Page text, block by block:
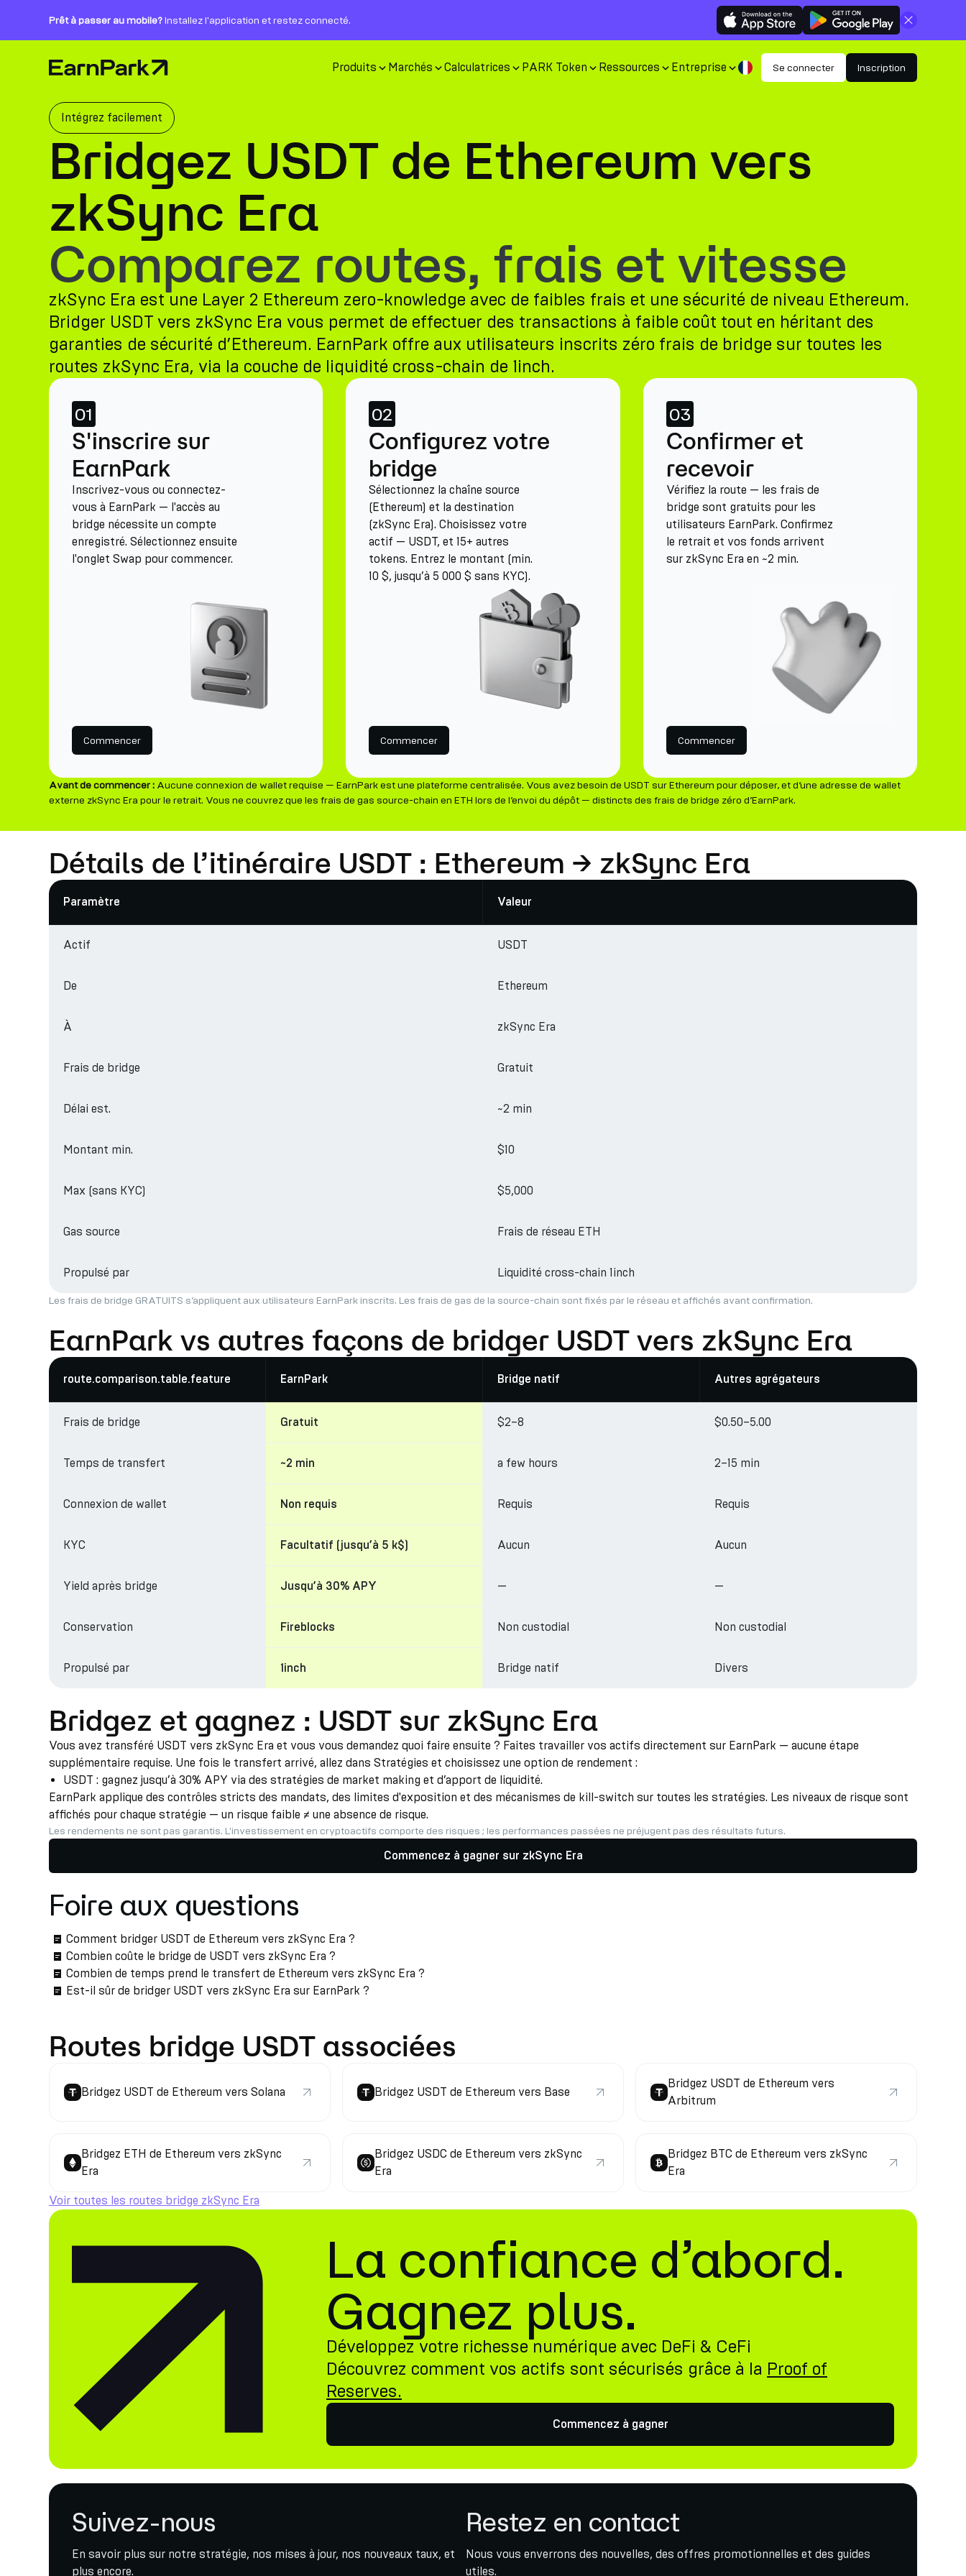
Prêt à passer au mobile?Installez l'application et restez connecté. Fermer
Page d'accueil Produits Marchés Calculatrices PARK Token Ressources Entreprise Se connecter Inscription
Produits
Marchés
Calculatrices
PARK Token
Ressources
Entreprise
Intégrez facilement
Bridgez USDT de Ethereum vers
zkSync Era
Comparez routes, frais et vitesse
zkSync Era est une Layer 2 Ethereum zero-knowledge avec de faibles frais et une sécurité de niveau Ethereum.
Bridger USDT vers zkSync Era vous permet de effectuer des transactions à faible coût tout en héritant des
garanties de sécurité d’Ethereum. EarnPark offre aux utilisateurs inscrits zéro frais de bridge sur toutes les
routes zkSync Era, via la couche de liquidité cross-chain de 1inch.
01
S'inscrire sur
EarnPark
Inscrivez-vous ou connectez-
vous à EarnPark — l'accès au
bridge nécessite un compte
enregistré. Sélectionnez ensuite
l'onglet Swap pour commencer.
Commencer
02
Configurez votre
bridge
Sélectionnez la chaîne source
(Ethereum) et la destination
(zkSync Era). Choisissez votre
actif — USDT, et 15+ autres
tokens. Entrez le montant (min.
10 $, jusqu’à 5 000 $ sans KYC).
Commencer
03
Confirmer et
recevoir
Vérifiez la route — les frais de
bridge sont gratuits pour les
utilisateurs EarnPark. Confirmez
le retrait et vos fonds arrivent
sur zkSync Era en ~2 min.
Commencer
Avant de commencer : Aucune connexion de wallet requise — EarnPark est une plateforme centralisée. Vous avez besoin de USDT sur Ethereum pour déposer, et d’une adresse de wallet
externe zkSync Era pour le retrait. Vous ne couvrez que les frais de gas source-chain en ETH lors de l’envoi du dépôt — distincts des frais de bridge zéro d’EarnPark.
Détails de l’itinéraire USDT : Ethereum → zkSync Era
Paramètre Valeur
Actif USDT
De Ethereum
À zkSync Era
Frais de bridge Gratuit
Délai est. ~2 min
Montant min. $10
Max (sans KYC) $5,000
Gas source Frais de réseau ETH
Propulsé par Liquidité cross-chain 1inch
Les frais de bridge GRATUITS s’appliquent aux utilisateurs EarnPark inscrits. Les frais de gas de la source-chain sont fixés par le réseau et affichés avant confirmation.
EarnPark vs autres façons de bridger USDT vers zkSync Era
route.comparison.table.feature EarnPark Bridge natif Autres agrégateurs
Frais de bridge Gratuit $2–8 $0.50–5.00
Temps de transfert ~2 min a few hours 2–15 min
Connexion de wallet Non requis Requis Requis
KYC Facultatif (jusqu’à 5 k$) Aucun Aucun
Yield après bridge Jusqu’à 30% APY — —
Conservation Fireblocks Non custodial Non custodial
Propulsé par 1inch Bridge natif Divers
Bridgez et gagnez : USDT sur zkSync Era
Vous avez transféré USDT vers zkSync Era et vous vous demandez quoi faire ensuite ? Faites travailler vos actifs directement sur EarnPark — aucune étape
supplémentaire requise. Une fois le transfert arrivé, allez dans Stratégies et choisissez une option de rendement :
USDT : gagnez jusqu’à 30% APY via des stratégies de market making et d’apport de liquidité.
EarnPark applique des contrôles stricts des mandats, des limites d'exposition et des mécanismes de kill-switch sur toutes les stratégies. Les niveaux de risque sont
affichés pour chaque stratégie — un risque faible ≠ une absence de risque.
Les rendements ne sont pas garantis. L'investissement en cryptoactifs comporte des risques ; les performances passées ne préjugent pas des résultats futurs.
Commencez à gagner sur zkSync Era
Foire aux questions
Comment bridger USDT de Ethereum vers zkSync Era ?
Combien coûte le bridge de USDT vers zkSync Era ?
Combien de temps prend le transfert de Ethereum vers zkSync Era ?
Est-il sûr de bridger USDT vers zkSync Era sur EarnPark ?
Routes bridge USDT associées
Bridgez USDT de Ethereum vers Solana Bridgez USDT de Ethereum vers Base
Bridgez USDT de Ethereum vers
Arbitrum
Bridgez ETH de Ethereum vers zkSync
Era
Bridgez USDC de Ethereum vers zkSync
Era
Bridgez BTC de Ethereum vers zkSync
Era
Voir toutes les routes bridge zkSync Era
La confiance d’abord.
Gagnez plus.
Développez votre richesse numérique avec DeFi & CeFi
Découvrez comment vos actifs sont sécurisés grâce à la Proof of
Reserves.
Commencez à gagner
Suivez-nous
En savoir plus sur notre stratégie, nos mises à jour, nos nouveaux taux, et
plus encore.
Restez en contact
Nous vous enverrons des nouvelles, des offres promotionnelles et des guides
utiles.